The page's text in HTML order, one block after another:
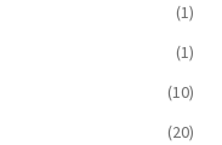
(1)
(1)
(10)
(20)